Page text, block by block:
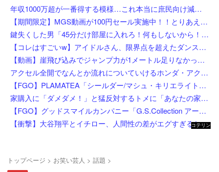
年収1000万超が一番得する模様…これ本当に庶民向け減税か？
【期間限定】MGS動画が100円セール実施中！！とりあえず全部買うやろｗｗｗｗｗ
鍵失くした男「45分だけ部屋に入れろ！何もしないから！」→女子大生「無理です（警察呼びます）」→男「熱中症になれってか！使えないな！」完全に不審者で草ｗｗｗ
【コレはすごいw】アイドルさん、限界点を超えたダンスを披露した結果w w w w w w w w
【動画】崖飛び込みでジャンプ力が1メートル足りなかった男の悲劇。
アクセル全開でなんとか流れについていけるホンダ・アクティの動画が人気に。
【FGO】PLAMATEA「シールダー/マシュ・キリエライト〔オルテナウス〕」プラモデル【明日先行予約開始】
家購入に「ダメダメ！」と猛反対するトメに「あなたの家じゃありません」と言い放った結果→激怒したトメが自ら〇〇を口にして最高の展開へｗｗｗｗｗｗ
【FGO】グッドスマイルカンパニー「G.S.Collection アーチャー/バーヴァン・シー 英霊祝装Ver.」【フィギュア化決定】
【衝撃】大谷翔平とイチロー、人間性の差がエグすぎると話題に←お前らコレ見てどう思う？？？？？？
コテリン
トップページ > お笑い芸人 > 話題 >